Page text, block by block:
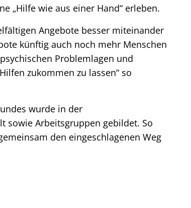
„Hilfe wie aus einer Hand“ erleben.
Angebote besser miteinander
künftig auch noch mehr Menschen
Problemlagen und
zukommen zu lassen“ so
wurde in der
sowie Arbeitsgruppen gebildet. So
den eingeschlagenen Weg